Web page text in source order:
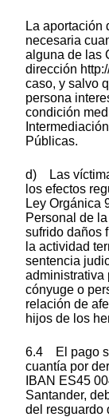
La aportación
necesaria
alguna de las
dirección
caso, y salvo
persona
condición
Públicas.
d) Las
los efectos
Ley Orgánica
Personal de
sufrido daños
la actividad
sentencia
administrativa
cónyuge o
relación de
hijos de los
6.4 El pago
cuantía por
IBAN ES45
Santander,
del resguardo